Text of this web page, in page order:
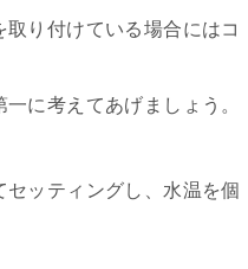
り付けている場合にはコ
に考えてあげましょう。
ッティングし、水温を個